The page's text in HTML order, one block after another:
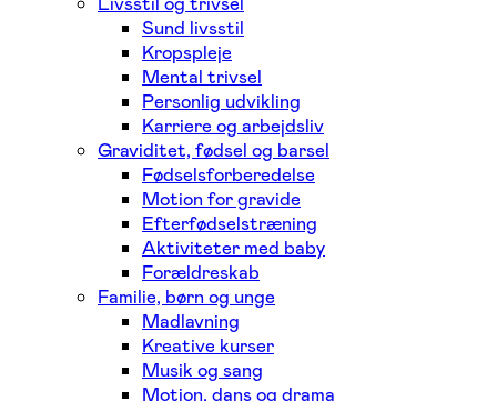
Sund livsstil
Kropspleje
Mental trivsel
Personlig udvikling
Karriere og arbejdsliv
Graviditet, fødsel og barsel
Fødselsforberedelse
Motion for gravide
Efterfødselstræning
Aktiviteter med baby
Forældreskab
Familie, børn og unge
Madlavning
Kreative kurser
Musik og sang
Motion, dans og drama